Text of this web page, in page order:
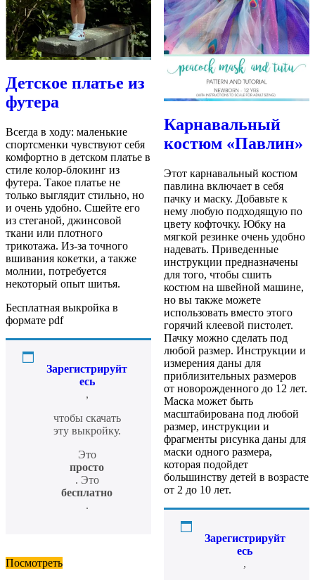
Детское платье из
футера
Всегда в ходу: маленькие
спортсменки чувствуют себя
комфортно в детском платье в
стиле колор-блокинг из
футера. Такое платье не
только выглядит стильно, но
и очень удобно. Сшейте его
из стеганой, джинсовой
ткани или плотного
трикотажа. Из-за точного
вшивания кокетки, а также
молнии, потребуется
некоторый опыт шитья.
Бесплатная выкройка в
формате pdf
Зарегистрируйт
есь
,
чтобы скачать
эту выкройку.
Это
просто
. Это
бесплатно
.
Посмотреть
Карнавальный
костюм «Павлин»
Этот карнавальный костюм
павлина включает в себя
пачку и маску. Добавьте к
нему любую подходящую по
цвету кофточку. Юбку на
мягкой резинке очень удобно
надевать. Приведенные
инструкции предназначены
для того, чтобы сшить
костюм на швейной машине,
но вы также можете
использовать вместо этого
горячий клеевой пистолет.
Пачку можно сделать под
любой размер. Инструкции и
измерения даны для
приблизительных размеров
от новорожденного до 12 лет.
Маска может быть
масштабирована под любой
размер, инструкции и
фрагменты рисунка даны для
маски одного размера,
которая подойдет
большинству детей в возрасте
от 2 до 10 лет.
Зарегистрируйт
есь
,